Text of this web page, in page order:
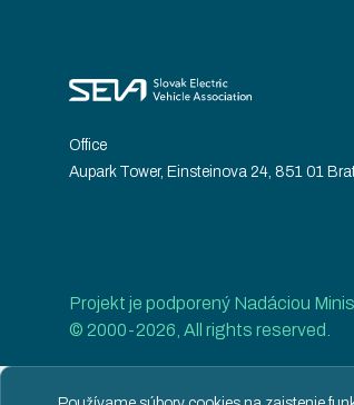
Office
Aupark Tower, Einsteinova 24, 851 01
Projekt je podporený Nadáciou
© 2000-2026, All rights reserved.